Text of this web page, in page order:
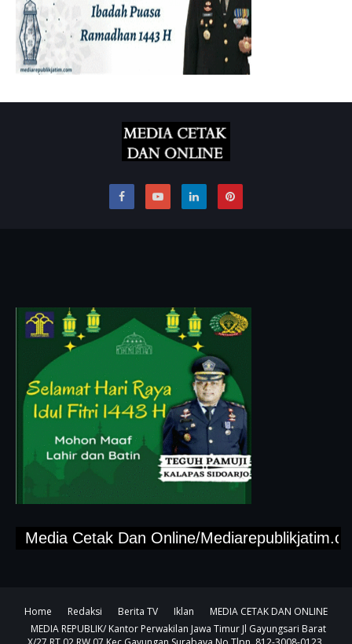
Cetak Dan Online/
Home Redaksi Berita TV Iklan
MEDIA CETAK DAN ONLINE
MEDIA REPUBLIK/ Kantor Perwakilan Jawa Timur Jl Gayungsari Barat